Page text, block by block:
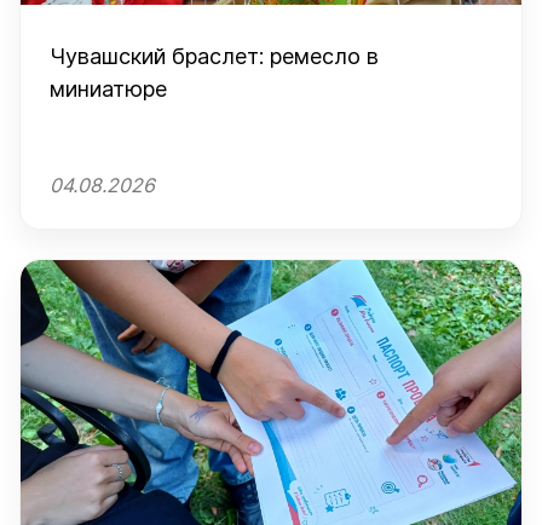
Чувашский браслет: ремесло в
миниатюре
04.08.2026